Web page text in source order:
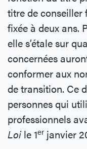
titre de conseiller
fixée à deux ans.
elle s’étale sur
concernées
conformer aux
de transition. Ce
personnes qui
professionnels
Loi le 1er janvier